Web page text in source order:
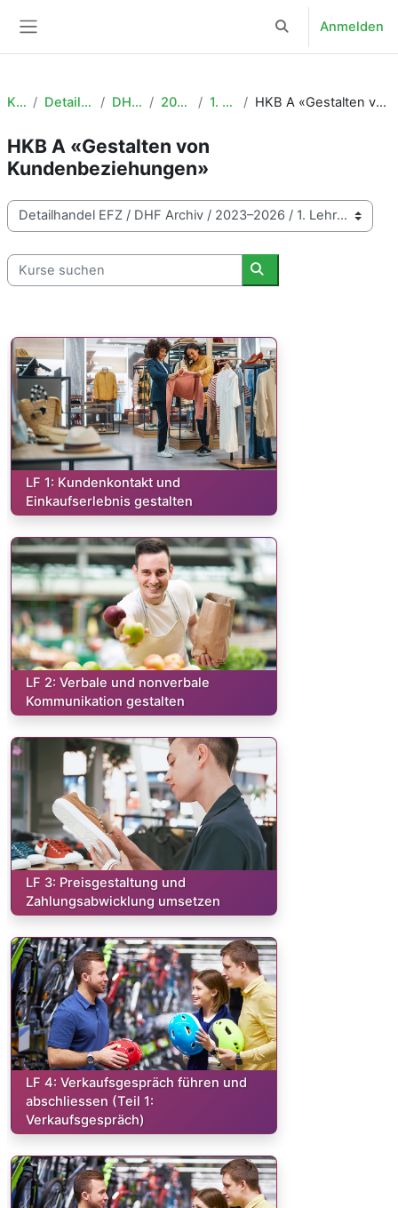
Sucheingabe
Anmelden
Kurse Detailhandel EFZ DHF Archiv 2023–2026 1. Lehrjahr HKB A «Gestalten von Kundenbeziehungen»
HKB A «Gestalten von
Kundenbeziehungen»
Kursbereiche
Kurse suchen
Kurse suchen
Kurs:
LF 1: Kundenkontakt und
Einkaufserlebnis gestalten
Kurs:
LF 2: Verbale und nonverbale
Kommunikation gestalten
Kurs:
LF 3: Preisgestaltung und
Zahlungsabwicklung umsetzen
Kurs:
LF 4: Verkaufsgespräch führen und
abschliessen (Teil 1:
Verkaufsgespräch)